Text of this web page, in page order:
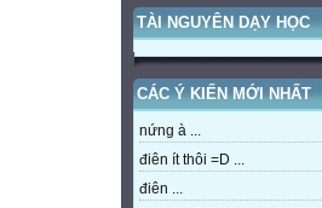
TÀI NGUYÊN DẠY HỌC
CÁC Ý KIẾN MỚI NHẤT
nứng à ...
điên ít thôi =D ...
điên ...